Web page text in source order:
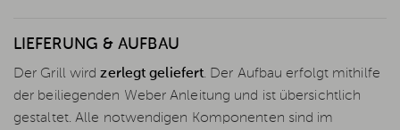
LIEFERUNG & AUFBAU
Der Grill wirdzerlegt geliefert. Der Aufbau erfolgt mithilfe
der beiliegenden Weber Anleitung und ist übersichtlich
gestaltet. Alle notwendigen Komponenten sind im